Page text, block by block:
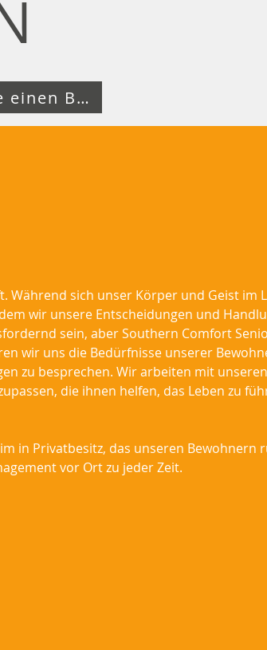
Planen Sie einen Besuch
Während sich unser Körper und Geist im
wir unsere Entscheidungen und
sein, aber Southern Comfort
wir uns die Bedürfnisse unserer
zu besprechen. Wir arbeiten mit unseren
die ihnen helfen, das Leben zu
in Privatbesitz, das unseren Bewohnern
vor Ort zu jeder Zeit.